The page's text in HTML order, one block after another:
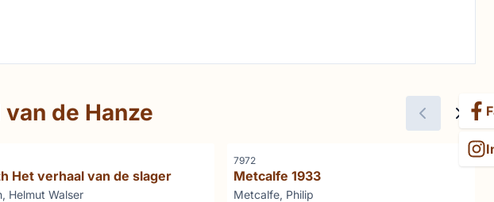
de Hanze
Het verhaal van de slager
Helmut Walser
Artikelnummer
7972
Metcalfe 1933
Merk:
Metcalfe, Philip